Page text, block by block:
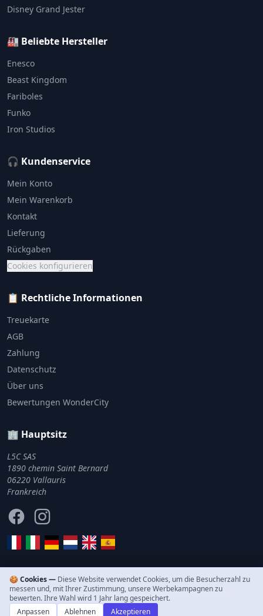
Disney Grand Jester
🏭 Beliebte Hersteller
Enesco
Beast Kingdom
Fariboles
Funko
Iron Studios
🎧 Kundenservice
Mein Konto
Mein Warenkorb
Kontakt
Lieferung
Rückgaben
Cookies konfigurieren
📋 Rechtliche Informationen
Treuekarte
AGB
Zahlung
Datenschutz
Über uns
Bewertungen WonderCity
🏢 Hauptsitz
L5C SAS
1890 chemin Saint Bernard
06220 Vallauris
Frankreich
FacebookInstagram
© 2011–2026 WonderCity. Alle Rechte vorbehalten.
🍪 Cookies — Diese Website verwendet Cookies, um die Besucherzahl zu
messen und, mit Ihrer Zustimmung, unsere Werbekampagnen zu
bewerten. Ihre Wahl wird 1 Jahr lang gespeichert.
Anpassen
Ablehnen Akzeptieren